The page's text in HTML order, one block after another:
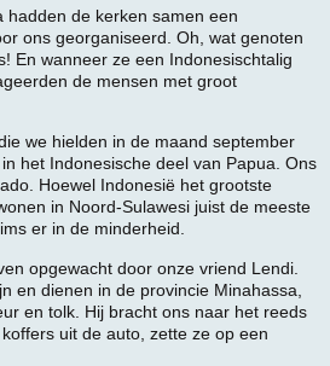
hadden de kerken samen een
ons georganiseerd. Oh, wat genoten
En wanneer ze een Indonesischtalig
de mensen met groot
we hielden in de maand september
het Indonesische deel van Papua. Ons
Hoewel Indonesië het grootste
in Noord-Sulawesi juist de meeste
er in de minderheid.
opgewacht door onze vriend Lendi.
en dienen in de provincie Minahassa,
en tolk. Hij bracht ons naar het reeds
uit de auto, zette ze op een